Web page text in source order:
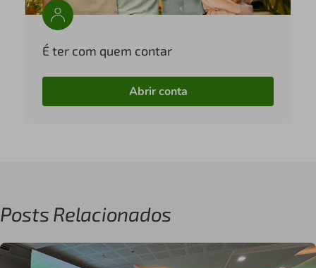
É ter com quem contar
Abrir conta
Posts Relacionados